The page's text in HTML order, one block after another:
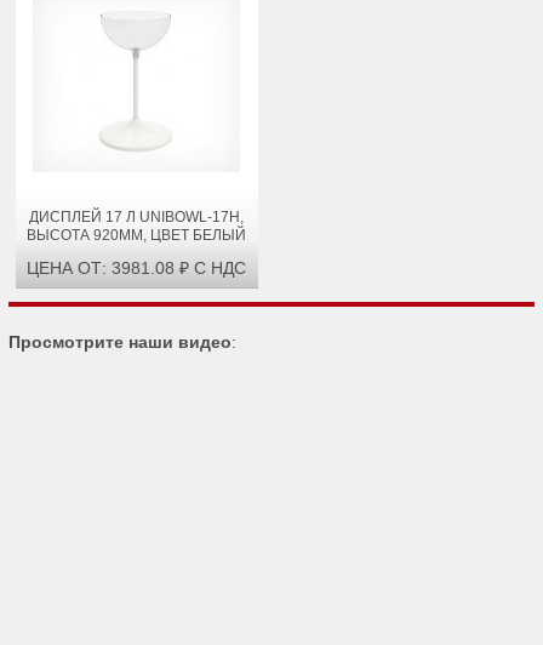
ДИСПЛЕЙ 17 Л UNIBOWL-17H,
ВЫСОТА 920ММ, ЦВЕТ БЕЛЫЙ
ЦЕНА ОТ: 3981.08 ₽ С НДС
Просмотрите наши видео: